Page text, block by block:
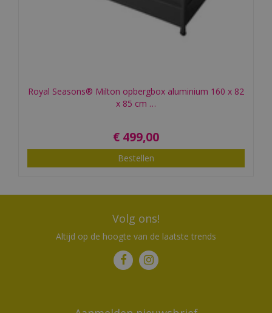
Royal Seasons® Milton opbergbox aluminium 160 x 82
x 85 cm …
€ 499,00
Bestellen
Volg ons!
Altijd op de hoogte van de laatste trends